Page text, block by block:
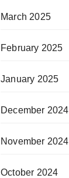
March 2025
February 2025
January 2025
December 2024
November 2024
October 2024